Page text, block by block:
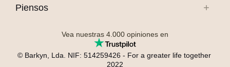
Piensos
Vea nuestras 4.000 opiniones en
© Barkyn, Lda. NIF: 514259426 - For a greater life together
2022